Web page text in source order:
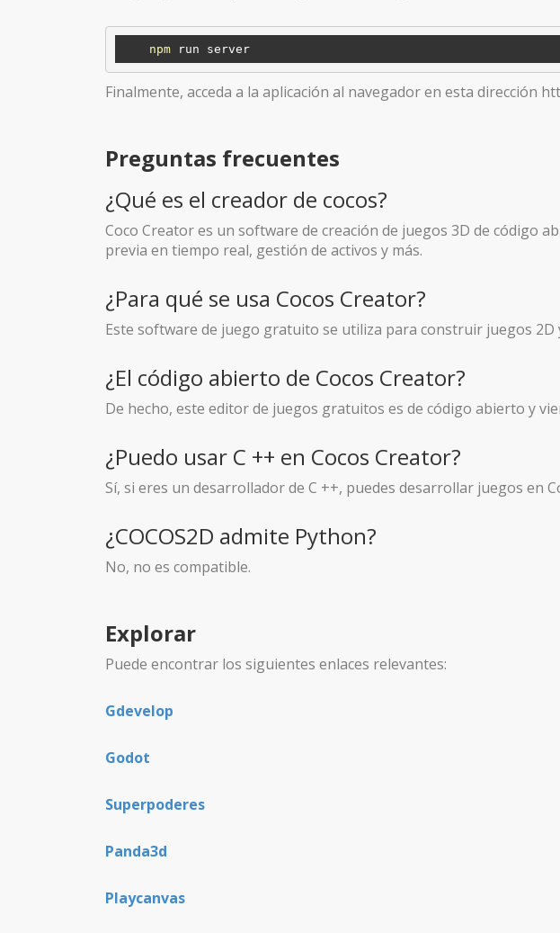
npm
Finalmente, acceda a la aplicación al navegador en esta dirección
Preguntas frecuentes
¿Qué es el creador de cocos?
Coco Creator es un software de creación de juegos 3D de código
previa en tiempo real, gestión de activos y más.
¿Para qué se usa Cocos Creator?
Este software de juego gratuito se utiliza para construir juegos 2D
¿El código abierto de Cocos Creator?
De hecho, este editor de juegos gratuitos es de código abierto y
¿Puedo usar C ++ en Cocos Creator?
Sí, si eres un desarrollador de C ++, puedes desarrollar juegos en
¿COCOS2D admite Python?
No, no es compatible.
Explorar
Puede encontrar los siguientes enlaces relevantes:
Gdevelop
Godot
Superpoderes
Panda3d
Playcanvas